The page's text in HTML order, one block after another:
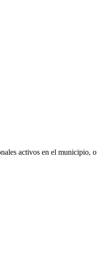
activos en el municipio,